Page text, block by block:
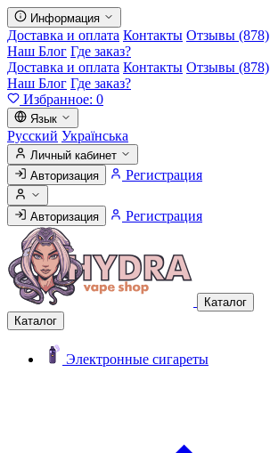
Информация
Доставка и оплата Контакты Отзывы (878)
Наш Блог Где заказ?
Доставка и оплата Контакты Отзывы (878)
Наш Блог Где заказ?
Избранное: 0
Язык
Русский Українська
Личный кабинет
Авторизация
Регистрация
Авторизация Регистрация
Каталог
Каталог
Электронные сигареты